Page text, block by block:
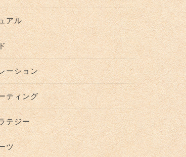
アル
ーション
ティング
テジー
ツ